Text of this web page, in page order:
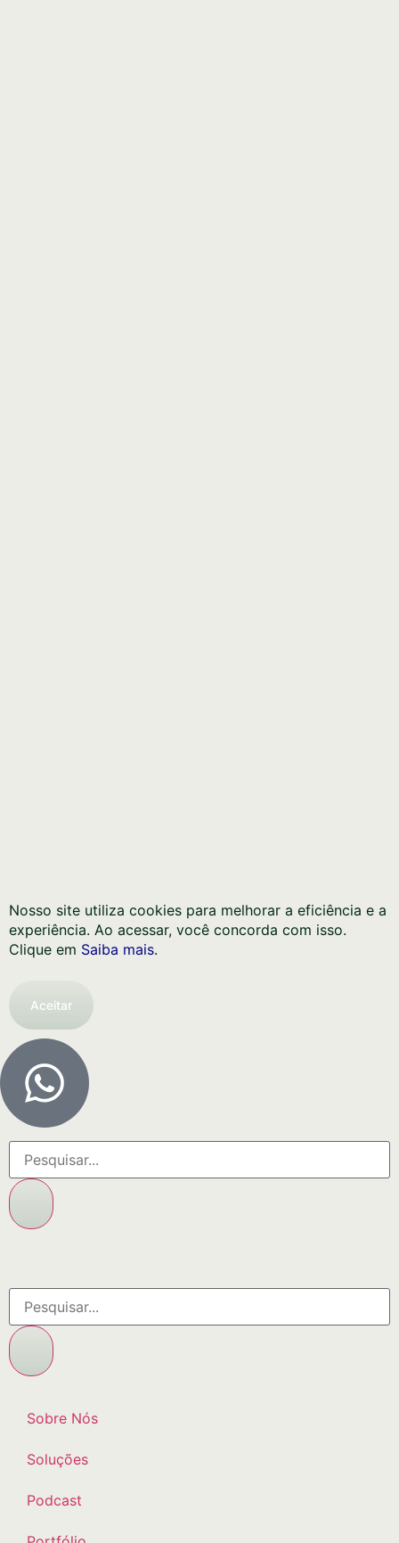
Nosso site utiliza cookies para melhorar a eficiência e a
experiência. Ao acessar, você concorda com isso.
Clique em Saiba mais.
Aceitar
Sobre Nós
Soluções
Podcast